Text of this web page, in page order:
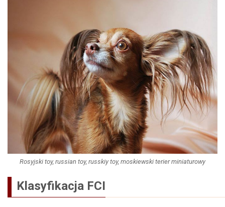
Rosyjski toy, russian toy, russkiy toy, moskiewski terier miniaturowy
Klasyfikacja FCI